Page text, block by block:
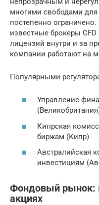
многими свободами
постепенно
известные брокеры
лицензий внутри и за
компании работают на
Популярными
Управление
Кипрская
биржам (Кипр)
Австралийская
инвестициям
Фондовый рынок:
акциях